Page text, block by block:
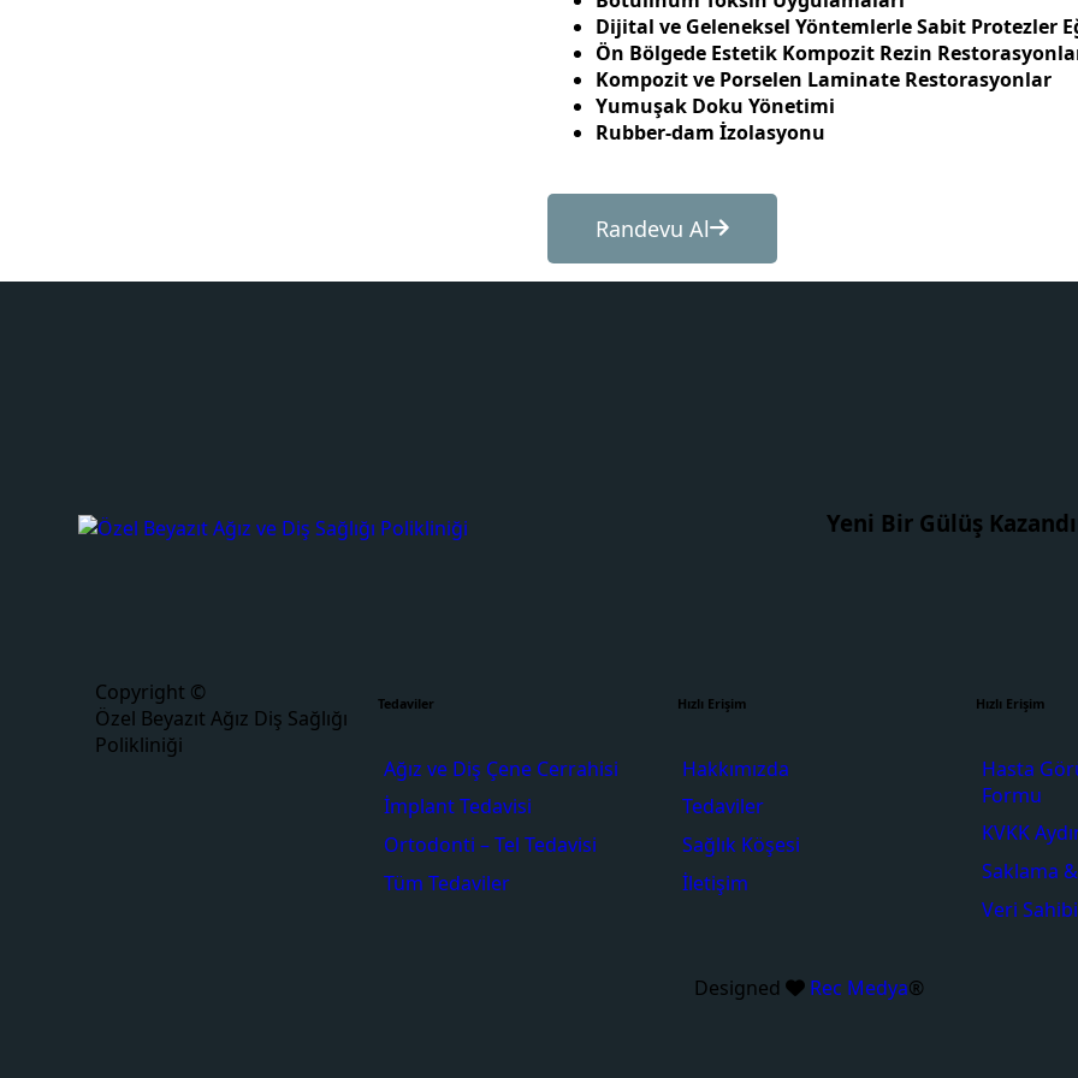
Dijital ve Geleneksel Yöntemlerle Sabit Protezler
Ön Bölgede Estetik Kompozit Rezin
Kompozit ve Porselen Laminate Restorasyonlar
Yumuşak Doku Yönetimi
Rubber-dam İzolasyonu
Randevu Al
Yeni Bir Gülüş
Copyright ©
Özel Beyazıt Ağız Diş Sağlığı
Polikliniği
Tedaviler
Ağız ve Diş Çene Cerrahisi
İmplant Tedavisi
Ortodonti – Tel Tedavisi
Tüm Tedaviler
Hızlı Erişim
Hakkımızda
Tedaviler
Sağlık Köşesi
İletişim
Hızlı Erişim
Hasta
Formu
KVKK
Saklama
Veri
Designed Rec Medya®